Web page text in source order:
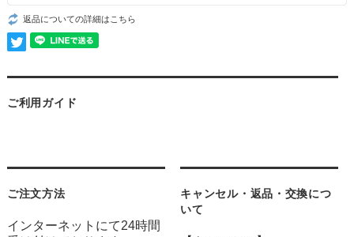
返品についての詳細はこちら
ご利用ガイド
ご注文方法
インターネットにて24時間
キャンセル・返品・交換につ
いて